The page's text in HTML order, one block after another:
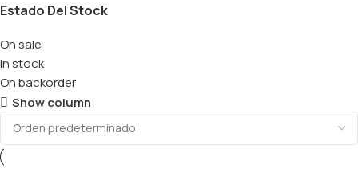
Estado Del Stock
On sale
In stock
On backorder
Show column